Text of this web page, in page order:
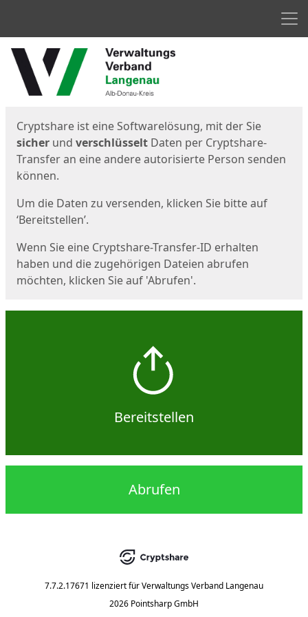
Start
Cryptshare ist eine Softwarelösung, mit der Sie
sicher und verschlüsselt Daten per Cryptshare-
Transfer an eine andere autorisierte Person senden
können.
Um die Daten zu versenden, klicken Sie bitte auf
‘Bereitstellen’.
Wenn Sie eine Cryptshare-Transfer-ID erhalten
haben und die zugehörigen Dateien abrufen
möchten, klicken Sie auf 'Abrufen'.
Bereitstellen
Abrufen
7.7.2.17671 lizenziert fürVerwaltungs Verband Langenau
2026 Pointsharp GmbH